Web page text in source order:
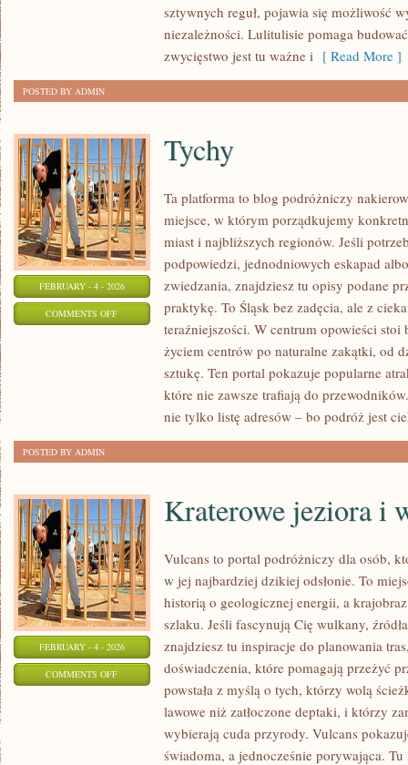
sztywnych reguł, pojawia się możliwość
niezależności. Lulitulisie pomaga
zwycięstwo jest tu ważne i [ Read More ]
POSTED BY ADMIN
FEBRUARY - 4 - 2026
COMMENTS OFFON
Tychy
Ta platforma to blog podróżniczy
miejsce, w którym porządkujemy
miast i najbliższych regionów. Jeśli
podpowiedzi, jednodniowych eskapad
zwiedzania, znajdziesz tu opisy podane
praktykę. To Śląsk bez zadęcia, ale z
teraźniejszości. W centrum opowieści
życiem centrów po naturalne zakątki, od
sztukę. Ten portal pokazuje popularne
które nie zawsze trafiają do
nie tylko listę adresów – bo podróż jest
POSTED BY ADMIN
FEBRUARY - 4 - 2026
COMMENTS OFFON
KRATEROWE
Kraterowe jeziora i
Vulcans to portal podróżniczy dla osób,
w jej najbardziej dzikiej odsłonie. To
historią o geologicznej energii, a
szlaku. Jeśli fascynują Cię wulkany,
znajdziesz tu inspiracje do planowania
doświadczenia, które pomagają przeżyć
powstała z myślą o tych, którzy wolą
lawowe niż zatłoczone deptaki, i którzy
wybierają cuda przyrody. Vulcans
świadoma, a jednocześnie porywająca.